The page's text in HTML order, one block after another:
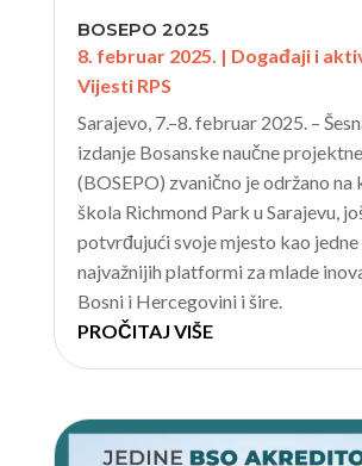
BOSEPO 2025
8. februar 2025. | Događaji i
Vijesti RPS
Sarajevo, 7.–8. februar 2025. –
izdanje Bosanske naučne
(BOSEPO) zvanično je održano na
škola Richmond Park u Sarajevu,
potvrđujući svoje mjesto kao jedne
najvažnijih platformi za mlade
Bosni i Hercegovini i šire.
PROČITAJ VIŠE